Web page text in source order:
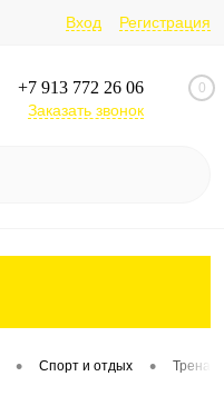
Вход Регистрация
+7 913 772 26 06
Заказать звонок
0
• Спорт и отдых •